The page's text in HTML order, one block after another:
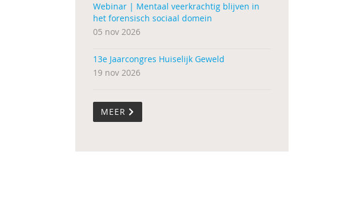
Webinar | Mentaal veerkrachtig blijven in
het forensisch sociaal domein
05 nov 2026
13e Jaarcongres Huiselijk Geweld
19 nov 2026
MEER